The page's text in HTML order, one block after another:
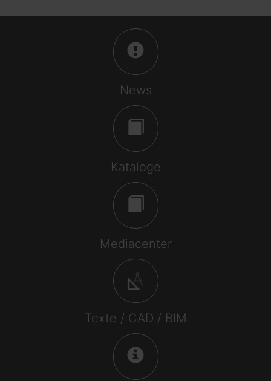
News
Kataloge
Mediacenter
Texte / CAD / BIM